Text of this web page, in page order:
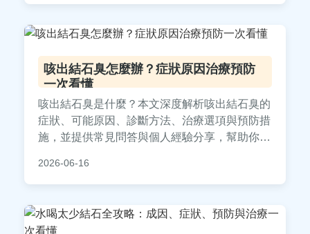
訊。
咳出結石臭怎麼辦？症狀原因治療預防
一次看懂
咳出結石臭是什麼？本文深度解析咳出結石臭的
症狀、可能原因、診斷方法、治療選項與預防措
施，並提供常見問答與個人經驗分享，幫助你全
2026-06-16